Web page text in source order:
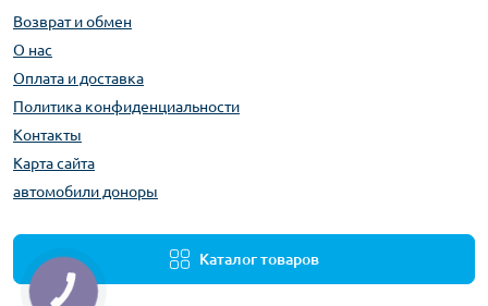
Возврат и обмен
О нас
Оплата и доставка
Политика конфиденциальности
Контакты
Карта сайта
автомобили доноры
Каталог товаров
КНОПКА
ЗВ'ЯЗКУ